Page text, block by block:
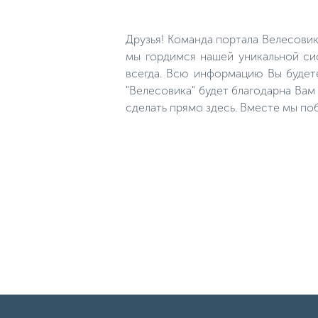
можно чередовать и с
растительными компонентами.
О премудростях рыбьей «диеты»
мы и поговорим далее.
Друзья! Команда портала
мы гордимся нашей уникальной
всегда. Всю информацию Вы
"Велесовика" будет благодарна
сделать прямо здесь. Вместе мы